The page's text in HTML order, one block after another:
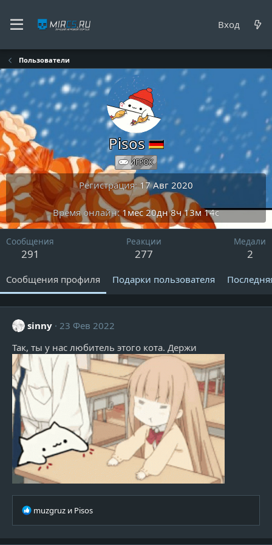
Вход
Пользователи
Pisos
ИГРОК
Регистрация 17 Авг 2020
Время онлайн 1мес 20дн 8ч 13м 14с
Сообщения
291
Реакции
277
Медали
2
Сообщения профиля Подарки пользователя
sinny 23 Фев 2022
Так, ты у нас любитель этого кота. Держи
Р
к
muzgruz и Pisos